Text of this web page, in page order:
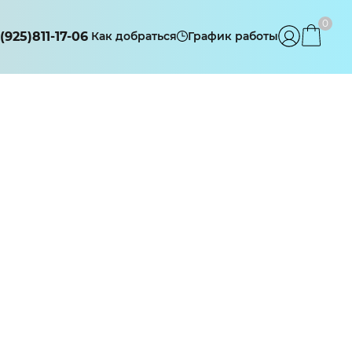
17-06 Как добраться График работы
0